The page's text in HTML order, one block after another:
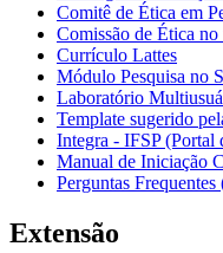
Comitê de Ética em
Comissão de Ética
Currículo Lattes
Módulo Pesquisa no
Laboratório
Template sugerido
Integra - IFSP (Portal
Manual de Iniciação
Perguntas Frequentes
Extensão